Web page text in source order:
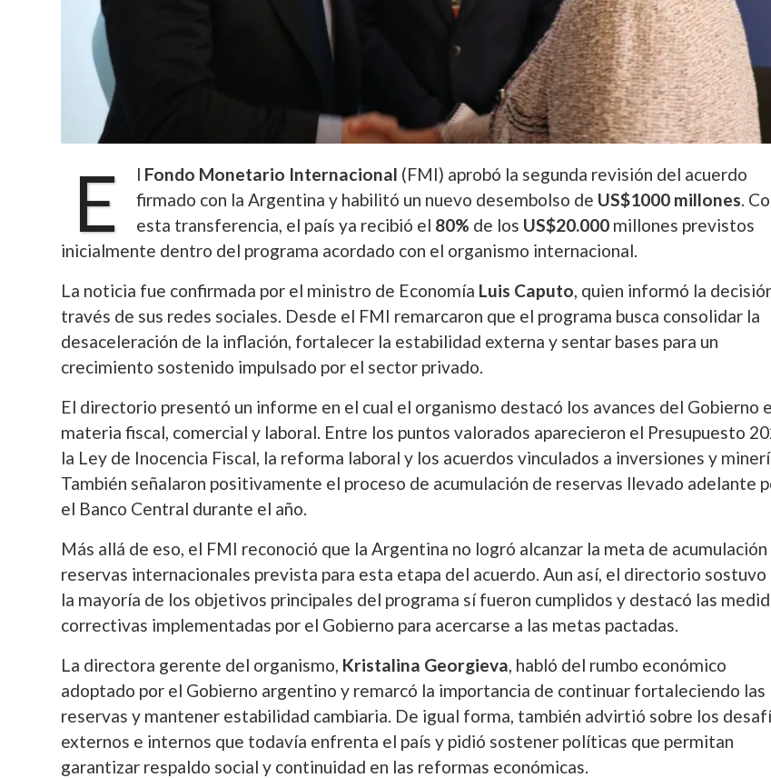
E l Fondo Monetario Internacional (FMI) aprobó la segunda revisión del acuerdo
firmado con la Argentina y habilitó un nuevo desembolso de US$1000 millones.
esta transferencia, el país ya recibió el 80% de los US$20.000 millones previstos
inicialmente dentro del programa acordado con el organismo internacional.
La noticia fue confirmada por el ministro de Economía Luis Caputo, quien informó la
través de sus redes sociales. Desde el FMI remarcaron que el programa busca consolidar la
desaceleración de la inflación, fortalecer la estabilidad externa y sentar bases para un
crecimiento sostenido impulsado por el sector privado.
El directorio presentó un informe en el cual el organismo destacó los avances del Gobierno
materia fiscal, comercial y laboral. Entre los puntos valorados aparecieron el Presupuesto
la Ley de Inocencia Fiscal, la reforma laboral y los acuerdos vinculados a inversiones y
También señalaron positivamente el proceso de acumulación de reservas llevado adelante
el Banco Central durante el año.
Más allá de eso, el FMI reconoció que la Argentina no logró alcanzar la meta de acumulación
reservas internacionales prevista para esta etapa del acuerdo. Aun así, el directorio sostuvo
la mayoría de los objetivos principales del programa sí fueron cumplidos y destacó las
correctivas implementadas por el Gobierno para acercarse a las metas pactadas.
La directora gerente del organismo, Kristalina Georgieva, habló del rumbo económico
adoptado por el Gobierno argentino y remarcó la importancia de continuar fortaleciendo las
reservas y mantener estabilidad cambiaria. De igual forma, también advirtió sobre los
externos e internos que todavía enfrenta el país y pidió sostener políticas que permitan
garantizar respaldo social y continuidad en las reformas económicas.